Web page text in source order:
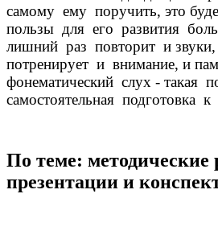
самому ему поручить, это
пользы для его развития
лишний раз повторит и звуки,
потренирует и внимание, и
фонематический слух - такая
самостоятельная подготовка
По теме: методические
презентации и